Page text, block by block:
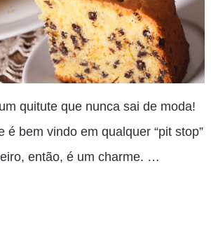
quitute que nunca sai de moda!
é bem vindo em qualquer “pit stop”
então, é um charme. …